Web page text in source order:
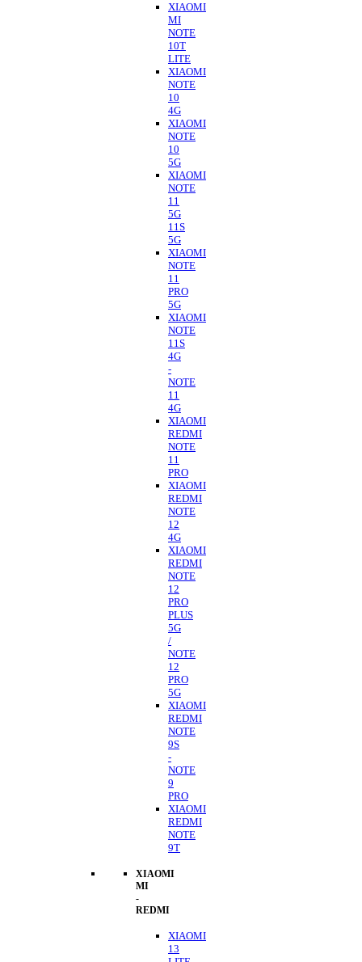
XIAOMI
MI
NOTE
10T
LITE
XIAOMI
NOTE
10
4G
XIAOMI
NOTE
10
5G
XIAOMI
NOTE
11
5G
11S
5G
XIAOMI
NOTE
11
PRO
5G
XIAOMI
NOTE
11S
4G
-
NOTE
11
4G
XIAOMI
REDMI
NOTE
11
PRO
XIAOMI
REDMI
NOTE
12
4G
XIAOMI
REDMI
NOTE
12
PRO
PLUS
5G
/
NOTE
12
PRO
5G
XIAOMI
REDMI
NOTE
9S
-
NOTE
9
PRO
XIAOMI
REDMI
NOTE
9T
XIAOMI
MI
-
REDMI
XIAOMI
13